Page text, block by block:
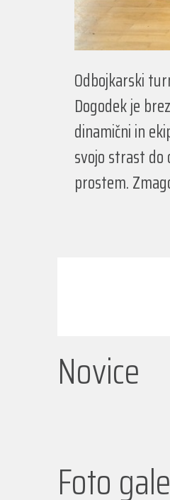
Odbojkarski
Dogodek je
dinamični in
svojo strast do
prostem.
Novice
Foto